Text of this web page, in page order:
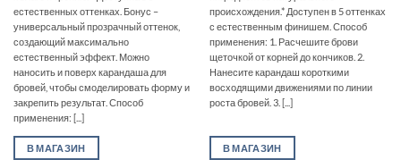
естественных оттенках. Бонус –
универсальный прозрачный оттенок,
создающий максимально
естественный эффект. Можно
наносить и поверх карандаша для
бровей, чтобы смоделировать форму и
закрепить результат. Способ
применения: [...]
В МАГАЗИН
происхождения.* Доступен в 5 оттенках
с естественным финишем. Способ
применения: 1. Расчешите брови
щеточкой от корней до кончиков. 2.
Нанесите карандаш короткими
восходящими движениями по линии
роста бровей. 3. [...]
В МАГАЗИН